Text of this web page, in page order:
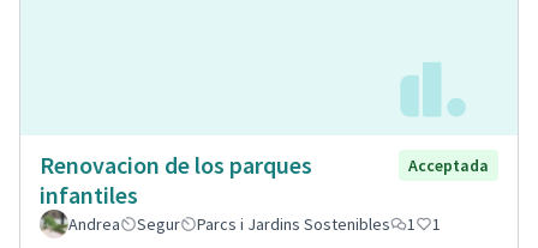
Renovacion de los parques
infantiles
Acceptada
Andrea Segur Parcs i Jardins Sostenibles 1 1